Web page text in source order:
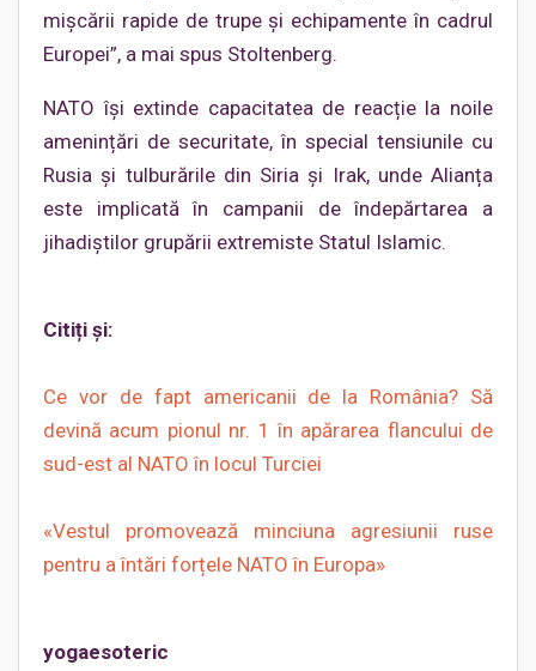
mișcării rapide de trupe și echipamente în cadrul
Europei”, a mai spus Stoltenberg.
NATO își extinde capacitatea de reacție la noile
amenințări de securitate, în special tensiunile cu
Rusia și tulburările din Siria și Irak, unde Alianța
este implicată în campanii de îndepărtarea a
jihadiștilor grupării extremiste Statul Islamic.
Citiți și:
Ce vor de fapt americanii de la România? Să
devină acum pionul nr. 1 în apărarea flancului de
sud-est al NATO în locul Turciei
«Vestul promovează minciuna agresiunii ruse
pentru a întări forțele NATO în Europa»
yogaesoteric